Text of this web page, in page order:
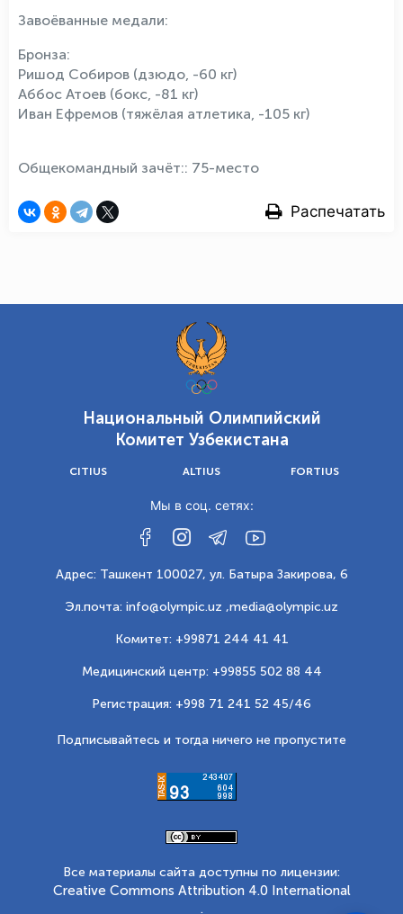
Завоёванные медали:
Бронза:
Ришод Собиров (дзюдо, -60 кг)
Аббос Атоев (бокс, -81 кг)
Иван Ефремов (тяжёлая атлетика, -105 кг)
Общекомандный зачёт:: 75-место
Распечатать
Национальный Олимпийский
Комитет Узбекистана
CITIUS ALTIUS FORTIUS
Мы в соц. сетях:
Адрес: Ташкент 100027, ул. Батыра Закирова, 6
Эл.почта: info@olympic.uz ,media@olympic.uz
Комитет: +99871 244 41 41
Медицинский центр: +99855 502 88 44
Регистрация: +998 71 241 52 45/46
Подписывайтесь и тогда ничего не пропустите
Все материалы сайта доступны по лицензии:
Creative Commons Attribution 4.0 International
.